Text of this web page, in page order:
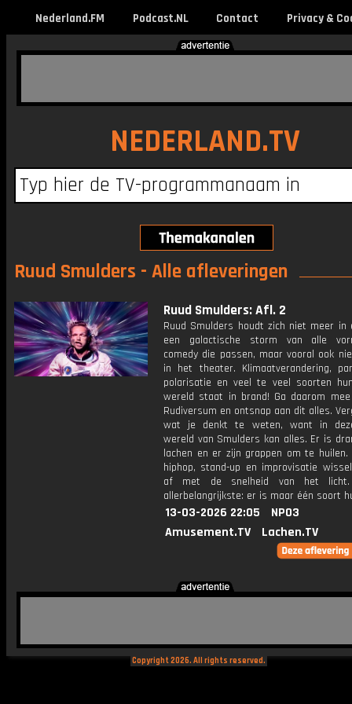
Nederland.FM Podcast.NL Contact Privacy &
NEDERLAND.TV
Ruud Smulders - Alle afleveringen
Ruud Smulders: Afl. 2
Ruud Smulders houdt zich niet meer in
een galactische storm van alle
comedy die passen, maar vooral ook
in het theater. Klimaatverandering,
polarisatie en veel te veel soorten
wereld staat in brand! Ga daarom
Rudiversum en ontsnap aan dit alles.
wat je denkt te weten, want in
wereld van Smulders kan alles. Er is
lachen en er zijn grappen om te huilen.
hiphop, stand-up en improvisatie
af met de snelheid van het
allerbelangrijkste: er is maar één soort
13-03-2026 22:05
NPO3
Amusement.TV
Lachen.TV
Copyright 2026. All rights reserved.